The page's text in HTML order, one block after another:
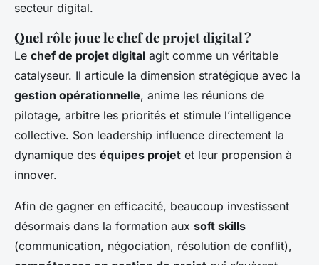
secteur digital.
Quel rôle joue le chef de projet digital ?
Le chef de projet digital agit comme un véritable
catalyseur. Il articule la dimension stratégique avec la
gestion opérationnelle, anime les réunions de
pilotage, arbitre les priorités et stimule l’intelligence
collective. Son leadership influence directement la
dynamique des équipes projet et leur propension à
innover.
Afin de gagner en efficacité, beaucoup investissent
désormais dans la formation aux soft skills
(communication, négociation, résolution de conflit),